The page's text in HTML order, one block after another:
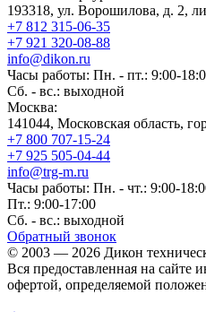
193318, ул. Ворошилова, д. 2,
+7 812 315-06-35
+7 921 320-08-88
info@dikon.ru
Часы работы: Пн. - пт.: 9:00-
Сб. - вс.: выходной
Москва:
141044, Московская область,
+7 800 707-15-24
+7 925 505-04-44
info@trg-m.ru
Часы работы: Пн. - чт.: 9:00-
Пт.: 9:00-17:00
Сб. - вс.: выходной
Обратный звонок
© 2003 — 2026 Дикон
Вся предоставленная на сайте
офертой, определяемой